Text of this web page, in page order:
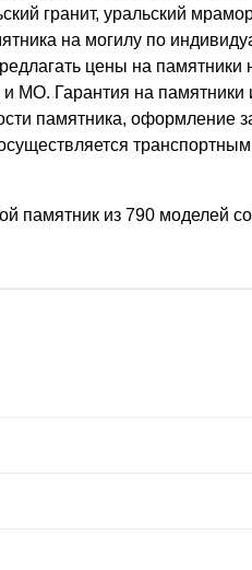
гранит, уральский
на могилу по
цены на
МО. Гарантия на
памятника, оформление
памятник из 790 моделей